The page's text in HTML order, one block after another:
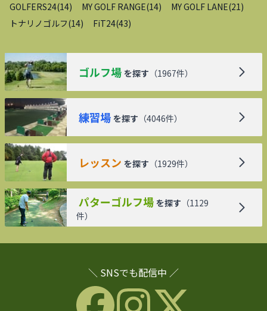
GOLFERS24(14) MY GOLF RANGE(14) MY GOLF LANE(21)
トナリノゴルフ(14) FiT24(43)
ゴルフ場 を探す （1967件）
練習場 を探す （4046件）
レッスン を探す （1929件）
パターゴルフ場 を探す （1129
件）
＼ SNSでも配信中 ／